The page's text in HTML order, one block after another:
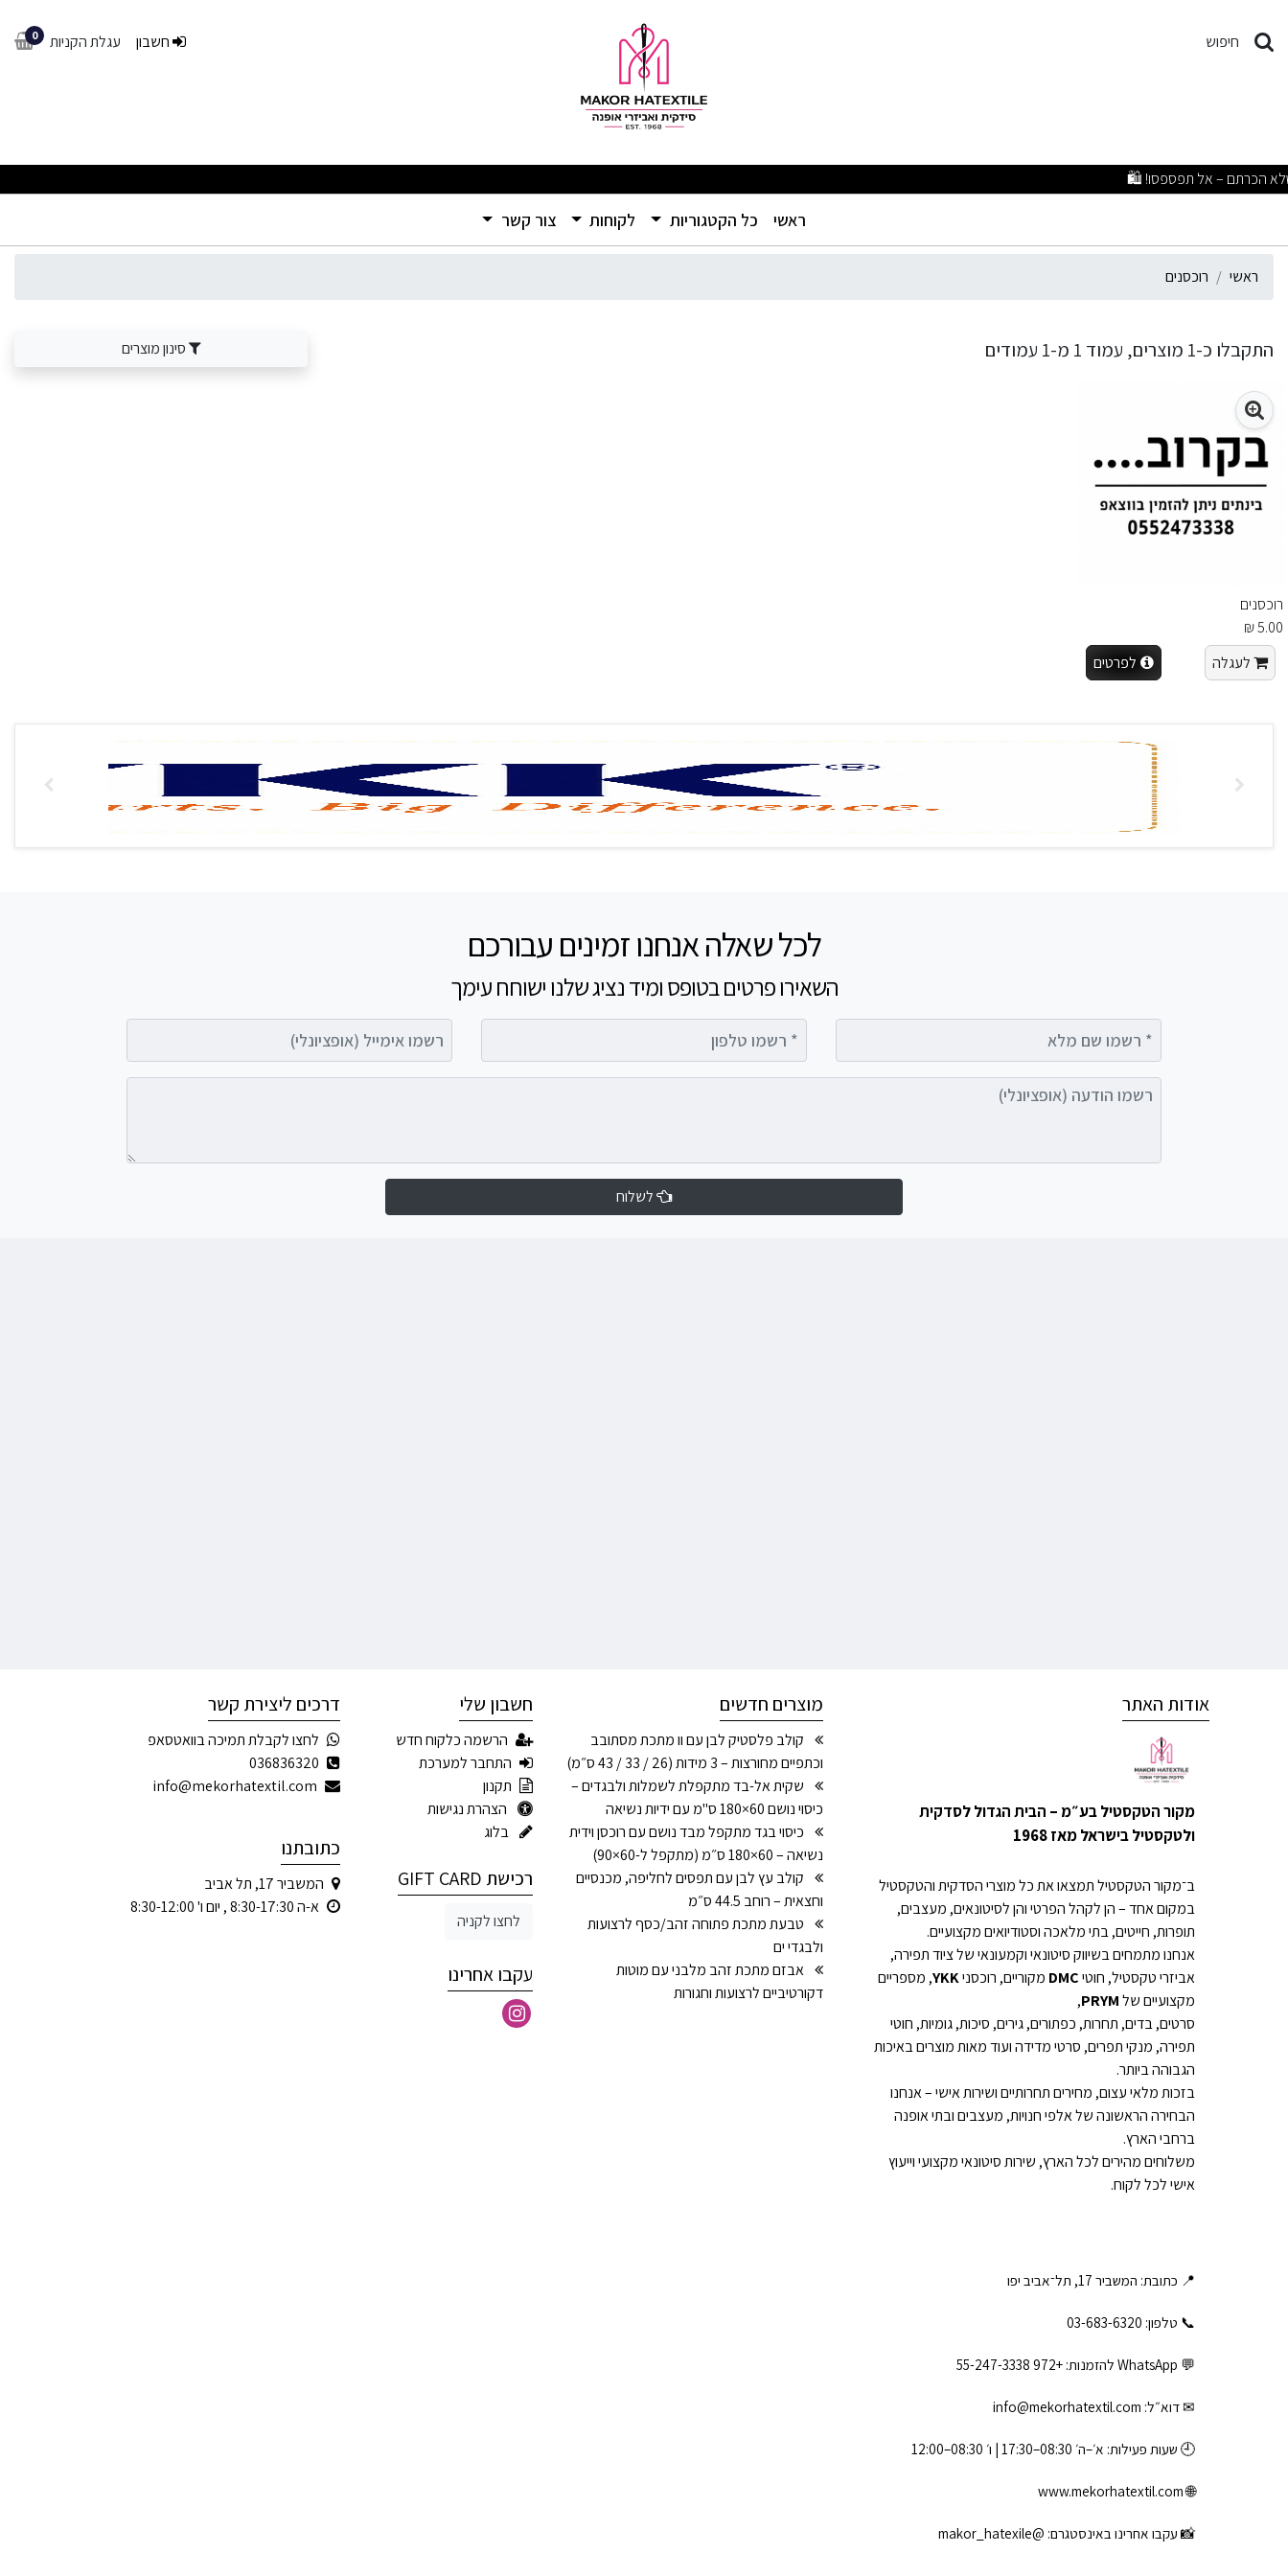
רוכסנים
חיפוש 0 עגלת הקניות חשבון
ראשי
(current) כל הקטגוריות לקוחות צור קשר
ראשי רוכסנים
התקבלו כ-1 מוצרים, עמוד 1 מ-1 עמודים סינון מוצרים
רוכסנים
5.00 ₪
לעגלה
לפרטים
לכל שאלה אנחנו זמינים עבורכם
השאירו פרטים בטופס ומיד נציג שלנו ישוחח עימך
רשמו הודעה (אופציונלי)
לשלוח
אודות האתר
מקור הטקסטיל בע״מ – הבית הגדול לסדקית
ולטקסטיל בישראל מאז 1968
ב־מקור הטקסטיל תמצאו את כל מוצרי הסדקית והטקסטיל
במקום אחד – הן לקהל הפרטי והן לסיטונאים, מעצבים,
תופרות, חייטים, בתי מלאכה וסטודיואים מקצועיים.
אנחנו מתמחים בשיווק סיטונאי וקמעונאי של ציוד תפירה,
אביזרי טקסטיל, חוטיDMC מקוריים, רוכסניYKK, מספריים
מקצועיים שלPRYM
,
סרטים, בדים, תחרות, כפתורים, גירים, סיכות, גומיות, חוטי
תפירה, מנקי תפרים, סרטי מדידה ועוד מאות מוצרים באיכות
הגבוהה ביותר.
בזכות מלאי עצום, מחירים תחרותיים ושירות אישי – אנחנו
הבחירה הראשונה של אלפי חנויות, מעצבים ובתי אופנה
ברחבי הארץ.
משלוחים מהירים לכל הארץ, שירות סיטונאי מקצועי וייעוץ
אישי לכל לקוח.
📍 כתובת: המשביר 17, תל־אביב יפו
📞 טלפון: ‎03-683-6320
💬 WhatsApp להזמנות: +972 55-247-3338
✉ דוא״ל: info@mekorhatextil.com
🕘 שעות פעילות: א׳–ה׳ 08:30–17:30 | ו׳ 08:30–12:00
🌐
www.mekorhatextil.com
📸 עקבו אחרינו באינסטגרם: @makor_hatexile
מוצרים חדשים
קולב פלסטיק לבן עם וו מתכת מסתובב
וכתפיים מחורצות – 3 מידות (26 / 33 / 43 ס״מ)
שקית אל-בד מתקפלת לשמלות ולבגדים –
כיסוי נושם 60×180 ס"מ עם ידיות נשיאה
כיסוי בגד מתקפל מבד נושם עם רוכסן וידית
נשיאה – 60×180 ס״מ (מתקפל ל-60×90)
קולב עץ לבן עם תפסים לחליפה, מכנסיים
וחצאית – רוחב 44.5 ס״מ
טבעת מתכת פתוחה זהב/כסף לרצועות
ולבגדי ים
אבזם מתכת זהב מלבני עם מוטות
דקורטיביים לרצועות וחגורות
חשבון שלי
הרשמה כלקוח חדש
התחבר למערכת
תקנון
הצהרת נגישות
בלוג
רכישת GIFT CARD
לחצו לקניה
עקבו אחרינו
דרכים ליצירת קשר
לחצו לקבלת תמיכה בוואטסאפ
036836320
info@mekorhatextil.com
כתובתנו
המשביר 17, תל אביב
א-ה 8:30-17:30 , יום ו' 8:30-12:00